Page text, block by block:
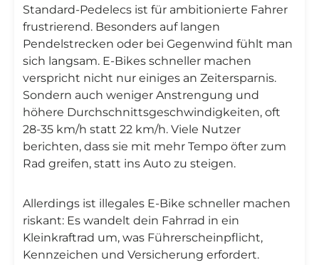
Standard-Pedelecs ist für ambitionierte Fahrer
frustrierend. Besonders auf langen
Pendelstrecken oder bei Gegenwind fühlt man
sich langsam. E-Bikes schneller machen
verspricht nicht nur einiges an Zeitersparnis.
Sondern auch weniger Anstrengung und
höhere Durchschnittsgeschwindigkeiten, oft
28-35 km/h statt 22 km/h. Viele Nutzer
berichten, dass sie mit mehr Tempo öfter zum
Rad greifen, statt ins Auto zu steigen.
Allerdings ist illegales E-Bike schneller machen
riskant: Es wandelt dein Fahrrad in ein
Kleinkraftrad um, was Führerscheinpflicht,
Kennzeichen und Versicherung erfordert.